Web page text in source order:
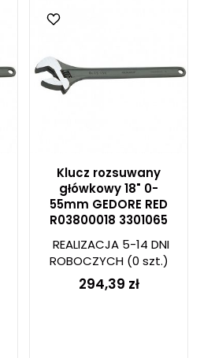
Klucz rozsuwany
główkowy 18" 0-
55mm GEDORE RED
R03800018 3301065
REALIZACJA 5-14 DNI
ROBOCZYCH(0 szt.)
294,39 zł